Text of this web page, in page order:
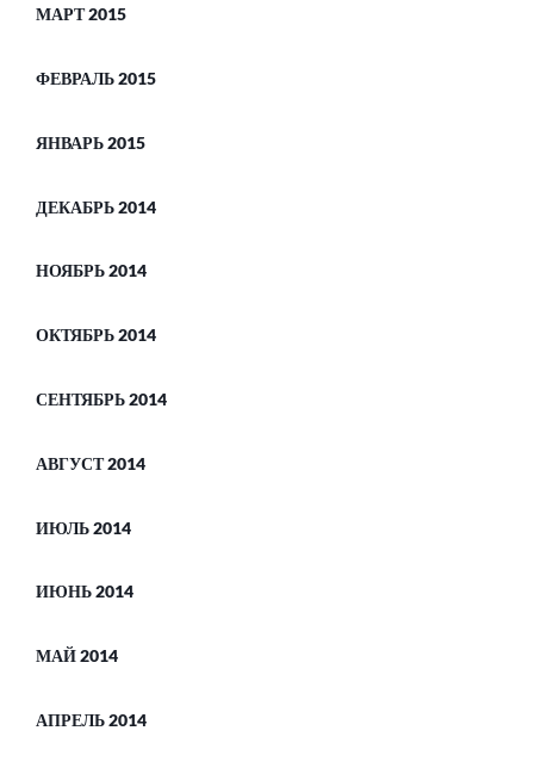
МАРТ 2015
ФЕВРАЛЬ 2015
ЯНВАРЬ 2015
ДЕКАБРЬ 2014
НОЯБРЬ 2014
ОКТЯБРЬ 2014
СЕНТЯБРЬ 2014
АВГУСТ 2014
ИЮЛЬ 2014
ИЮНЬ 2014
МАЙ 2014
АПРЕЛЬ 2014